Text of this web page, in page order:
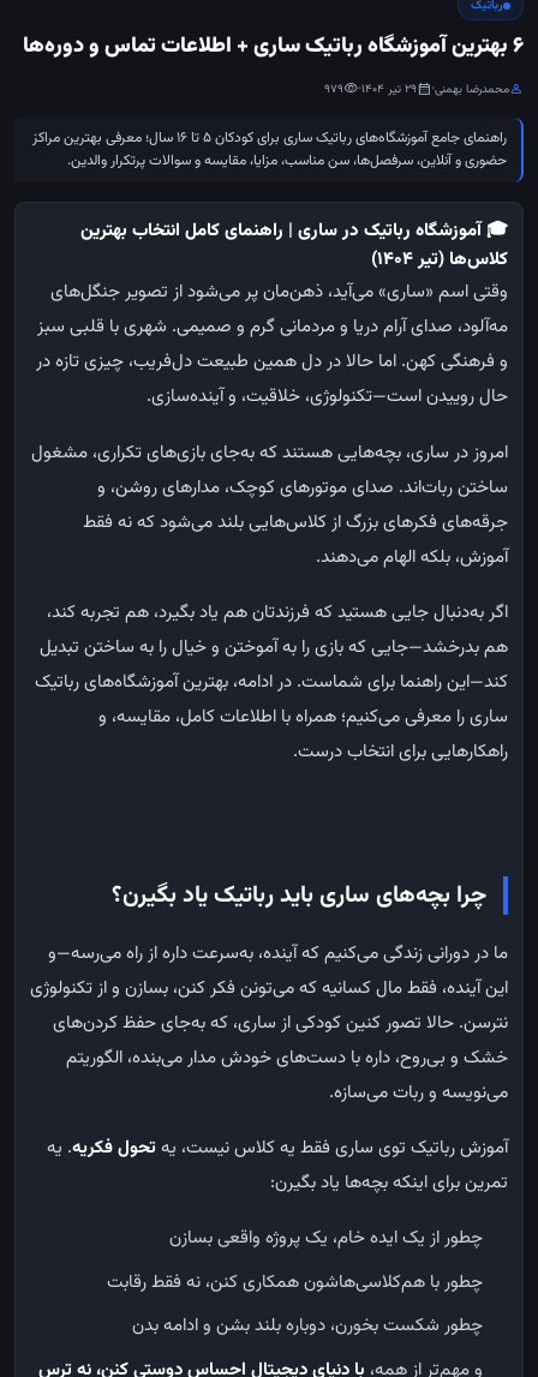
رباتیک
6 بهترین آموزشگاه رباتیک ساری + اطلاعات تماس و دوره‌ها
personمحمدرضا بهمنی•
calendar_month29 تیر 1404 •
visibility
979
راهنمای جامع آموزشگاه‌های رباتیک ساری برای کودکان ۵ تا ۱۶ سال؛ معرفی بهترین مراکز
حضوری و آنلاین، سرفصل‌ها، سن مناسب، مزایا، مقایسه و سوالات پرتکرار والدین.
🎓 آموزشگاه رباتیک در ساری | راهنمای کامل انتخاب بهترین
کلاس‌ها (تیر ۱۴۰۴)
وقتی اسم «ساری» می‌آید، ذهن‌مان پر می‌شود از تصویر جنگل‌های
مه‌آلود، صدای آرام دریا و مردمانی گرم و صمیمی. شهری با قلبی سبز
و فرهنگی کهن. اما حالا در دل همین طبیعت دل‌فریب، چیزی تازه در
حال روییدن است—تکنولوژی، خلاقیت، و آینده‌سازی.
امروز در ساری، بچه‌هایی هستند که به‌جای بازی‌های تکراری، مشغول
ساختن ربات‌اند. صدای موتورهای کوچک، مدارهای روشن، و
جرقه‌های فکرهای بزرگ از کلاس‌هایی بلند می‌شود که نه فقط
آموزش، بلکه الهام می‌دهند.
اگر به‌دنبال جایی هستید که فرزندتان هم یاد بگیرد، هم تجربه کند،
هم بدرخشد—جایی که بازی را به آموختن و خیال را به ساختن تبدیل
کند—این راهنما برای شماست. در ادامه، بهترین آموزشگاه‌های رباتیک
ساری را معرفی می‌کنیم؛ همراه با اطلاعات کامل، مقایسه، و
راهکارهایی برای انتخاب درست.
چرا بچه‌های ساری باید رباتیک یاد بگیرن؟
ما در دورانی زندگی می‌کنیم که آینده، به‌سرعت داره از راه می‌رسه—و
این آینده، فقط مال کسانیه که می‌تونن فکر کنن، بسازن و از تکنولوژی
نترسن. حالا تصور کنین کودکی از ساری، که به‌جای حفظ کردن‌های
خشک و بی‌روح، داره با دست‌های خودش مدار می‌بنده، الگوریتم
می‌نویسه و ربات می‌سازه.
آموزش رباتیک توی ساری فقط یه کلاس نیست، یهتحول فکریه. یه
تمرین برای اینکه بچه‌ها یاد بگیرن:
چطور از یک ایده خام، یک پروژه واقعی بسازن
چطور با هم‌کلاسی‌هاشون همکاری کنن، نه فقط رقابت
چطور شکست بخورن، دوباره بلند بشن و ادامه بدن
و مهم‌تر از همه، با دنیای دیجیتال احساس دوستی کنن، نه ترس